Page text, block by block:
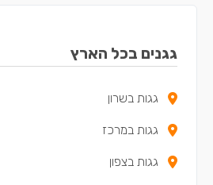
גגנים בכל הארץ
גגות בשרון
גגות במרכז
גגות בצפון